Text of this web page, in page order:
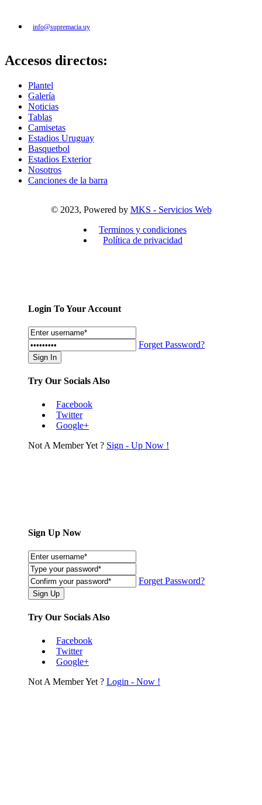
info@supremacia.uy
Accesos directos:
Plantel
Galería
Noticias
Tablas
Camisetas
Estadios Uruguay
Basquetbol
Estadios Exterior
Nosotros
Canciones de la barra
© 2023, Powered by MKS - Servicios Web
Terminos y condiciones
Política de privacidad
Login To Your Account
Forget Password?
Try Our Socials Also
Facebook
Twitter
Google+
Not A Member Yet ? Sign - Up Now !
Sign Up Now
Forget Password?
Try Our Socials Also
Facebook
Twitter
Google+
Not A Member Yet ? Login - Now !